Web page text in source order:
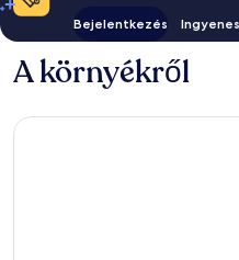
Bejelentkezés
A környékről